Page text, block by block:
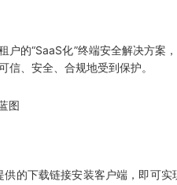
的“SaaS化”终端安全解决方案
、安全、合规地受到保护。
的下载链接安装客户端，即可